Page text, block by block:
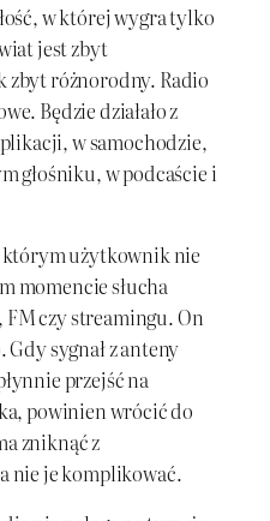
w której wygra tylko
jest zbyt
zbyt różnorodny. Radio
Będzie działało z
w samochodzie,
głośniku, w podcaście i
użytkownik nie
momencie słucha
FM czy streamingu. On
Gdy sygnał z anteny
przejść na
powinien wrócić do
zniknąć z
nie je komplikować.